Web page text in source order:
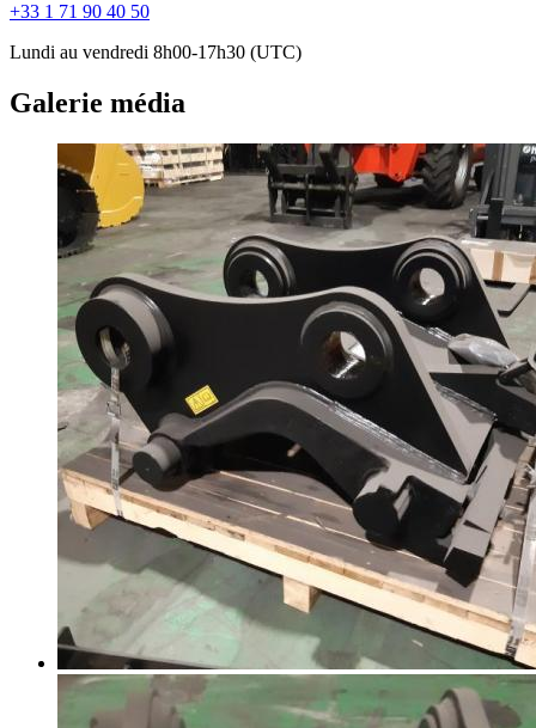
+33 1 71 90 40 50
Lundi au vendredi 8h00-17h30 (UTC)
Galerie média